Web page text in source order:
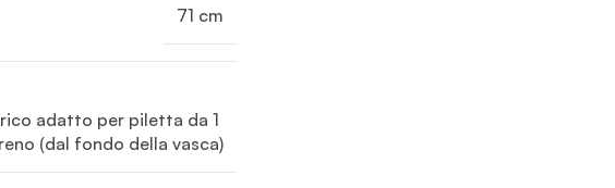
71 cm
adatto per piletta da 1
(dal fondo della vasca)